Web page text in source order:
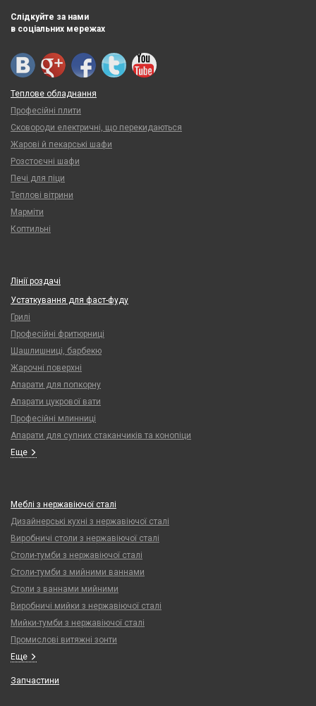
Слідкуйте за нами
в соціальних мережах
Теплове обладнання
Професійні плити
Сковороди електричні, що перекидаються
Жарові й пекарські шафи
Розстоєчні шафи
Печі для піци
Теплові вітрини
Марміти
Коптильні
Лінії роздачі
Устаткування для фаст-фуду
Грилі
Професійні фритюрниці
Шашлишниці, барбекю
Жарочні поверхні
Апарати для попкорну
Апарати цукрової вати
Професійні млинниці
Апарати для супних стаканчиків та конопіци
Еще
Меблі з нержавіючої сталі
Дизайнерські кухні з нержавіючої сталі
Виробничі столи з нержавіючої сталі
Столи-тумби з нержавіючої сталі
Столи-тумби з мийними ваннами
Столи з ваннами мийними
Виробничі мийки з нержавіючої сталі
Мийки-тумби з нержавіючої сталі
Промислові витяжні зонти
Еще
Запчастини